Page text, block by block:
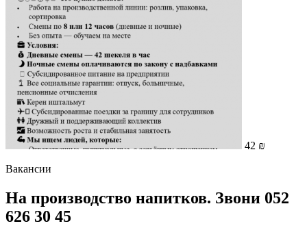
42 ₪
Вакансии
На производство напитков. Звони 052
626 30 45